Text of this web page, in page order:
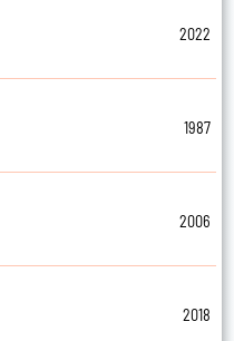
2022
1987
2006
2018